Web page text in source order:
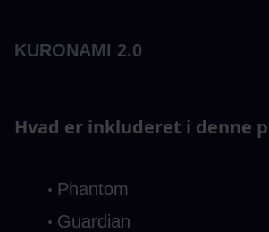
KURONAMI 2.0
Hvad er inkluderet i denne
Phantom
Guardian